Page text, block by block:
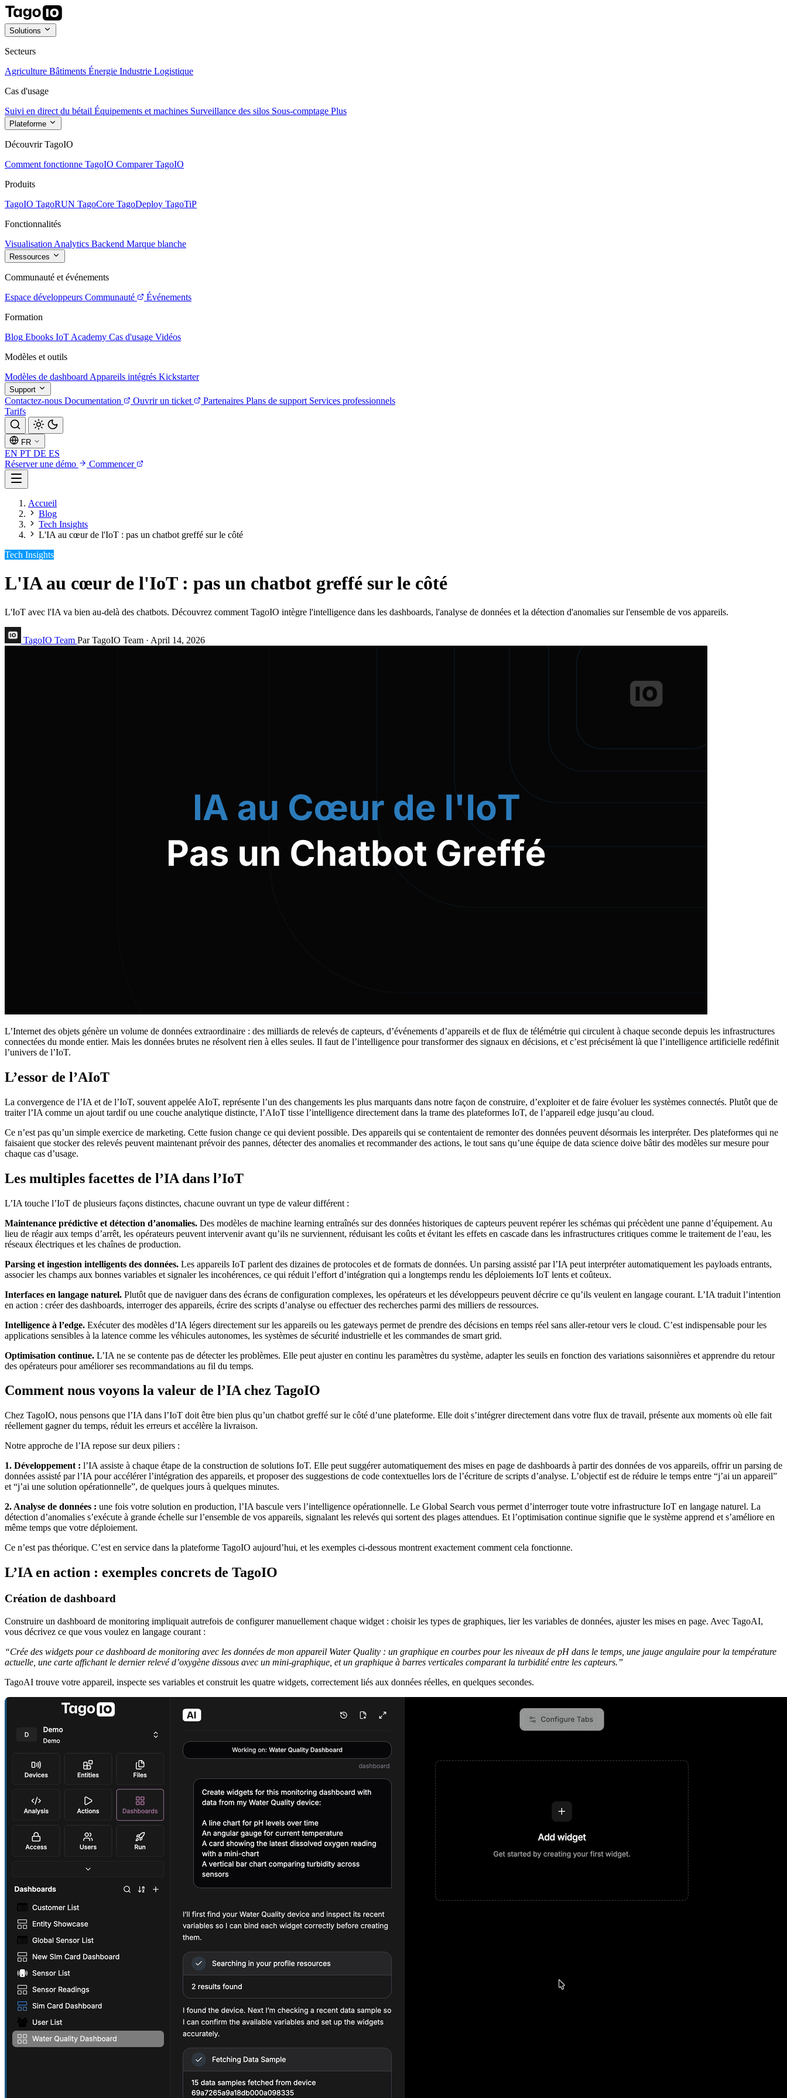
Solutions
Secteurs
Agriculture Bâtiments Énergie Industrie Logistique
Cas d'usage
Suivi en direct du bétail Équipements et machines Surveillance des silos Sous-comptage Plus
Plateforme
Découvrir TagoIO
Comment fonctionne TagoIO Comparer TagoIO
Produits
TagoIO TagoRUN TagoCore TagoDeploy TagoTiP
Fonctionnalités
Visualisation Analytics Backend Marque blanche
Ressources
Communauté et événements
Espace développeurs Communauté
Événements
Formation
Blog Ebooks IoT Academy Cas d'usage Vidéos
Modèles et outils
Modèles de dashboard Appareils intégrés Kickstarter
Support
Contactez-nous Documentation Ouvrir un ticket Partenaires Plans de support Services professionnels
Tarifs
FR
EN PT DE ES
Réserver une démo
Commencer
Accueil
Blog
Tech Insights
L'IA au cœur de l'IoT : pas un chatbot greffé sur le côté
Tech Insights
L'IA au cœur de l'IoT : pas un chatbot greffé sur le côté
L'IoT avec l'IA va bien au-delà des chatbots. Découvrez comment TagoIO intègre l'intelligence dans les dashboards, l'analyse de données et la détection d'anomalies sur l'ensemble de vos appareils.
TagoIO Team Par TagoIO Team · April 14, 2026
L’Internet des objets génère un volume de données extraordinaire : des milliards de relevés de capteurs, d’événements d’appareils et de flux de télémétrie qui circulent à chaque seconde depuis les infrastructures
connectées du monde entier. Mais les données brutes ne résolvent rien à elles seules. Il faut de l’intelligence pour transformer des signaux en décisions, et c’est précisément là que l’intelligence artificielle redéfinit
l’univers de l’IoT.
L’essor de l’AIoT
La convergence de l’IA et de l’IoT, souvent appelée AIoT, représente l’un des changements les plus marquants dans notre façon de construire, d’exploiter et de faire évoluer les systèmes connectés. Plutôt que de
traiter l’IA comme un ajout tardif ou une couche analytique distincte, l’AIoT tisse l’intelligence directement dans la trame des plateformes IoT, de l’appareil edge jusqu’au cloud.
Ce n’est pas qu’un simple exercice de marketing. Cette fusion change ce qui devient possible. Des appareils qui se contentaient de remonter des données peuvent désormais les interpréter. Des plateformes qui ne
faisaient que stocker des relevés peuvent maintenant prévoir des pannes, détecter des anomalies et recommander des actions, le tout sans qu’une équipe de data science doive bâtir des modèles sur mesure pour
chaque cas d’usage.
Les multiples facettes de l’IA dans l’IoT
L’IA touche l’IoT de plusieurs façons distinctes, chacune ouvrant un type de valeur différent :
Maintenance prédictive et détection d’anomalies. Des modèles de machine learning entraînés sur des données historiques de capteurs peuvent repérer les schémas qui précèdent une panne d’équipement. Au
lieu de réagir aux temps d’arrêt, les opérateurs peuvent intervenir avant qu’ils ne surviennent, réduisant les coûts et évitant les effets en cascade dans les infrastructures critiques comme le traitement de l’eau, les
réseaux électriques et les chaînes de production.
Parsing et ingestion intelligents des données. Les appareils IoT parlent des dizaines de protocoles et de formats de données. Un parsing assisté par l’IA peut interpréter automatiquement les payloads entrants,
associer les champs aux bonnes variables et signaler les incohérences, ce qui réduit l’effort d’intégration qui a longtemps rendu les déploiements IoT lents et coûteux.
Interfaces en langage naturel. Plutôt que de naviguer dans des écrans de configuration complexes, les opérateurs et les développeurs peuvent décrire ce qu’ils veulent en langage courant. L’IA traduit l’intention
en action : créer des dashboards, interroger des appareils, écrire des scripts d’analyse ou effectuer des recherches parmi des milliers de ressources.
Intelligence à l’edge. Exécuter des modèles d’IA légers directement sur les appareils ou les gateways permet de prendre des décisions en temps réel sans aller-retour vers le cloud. C’est indispensable pour les
applications sensibles à la latence comme les véhicules autonomes, les systèmes de sécurité industrielle et les commandes de smart grid.
Optimisation continue. L’IA ne se contente pas de détecter les problèmes. Elle peut ajuster en continu les paramètres du système, adapter les seuils en fonction des variations saisonnières et apprendre du retour
des opérateurs pour améliorer ses recommandations au fil du temps.
Comment nous voyons la valeur de l’IA chez TagoIO
Chez TagoIO, nous pensons que l’IA dans l’IoT doit être bien plus qu’un chatbot greffé sur le côté d’une plateforme. Elle doit s’intégrer directement dans votre flux de travail, présente aux moments où elle fait
réellement gagner du temps, réduit les erreurs et accélère la livraison.
Notre approche de l’IA repose sur deux piliers :
1. Développement : l’IA assiste à chaque étape de la construction de solutions IoT. Elle peut suggérer automatiquement des mises en page de dashboards à partir des données de vos appareils, offrir un parsing de
données assisté par l’IA pour accélérer l’intégration des appareils, et proposer des suggestions de code contextuelles lors de l’écriture de scripts d’analyse. L’objectif est de réduire le temps entre “j’ai un appareil”
et “j’ai une solution opérationnelle”, de quelques jours à quelques minutes.
2. Analyse de données : une fois votre solution en production, l’IA bascule vers l’intelligence opérationnelle. Le Global Search vous permet d’interroger toute votre infrastructure IoT en langage naturel. La
détection d’anomalies s’exécute à grande échelle sur l’ensemble de vos appareils, signalant les relevés qui sortent des plages attendues. Et l’optimisation continue signifie que le système apprend et s’améliore en
même temps que votre déploiement.
Ce n’est pas théorique. C’est en service dans la plateforme TagoIO aujourd’hui, et les exemples ci-dessous montrent exactement comment cela fonctionne.
L’IA en action : exemples concrets de TagoIO
Création de dashboard
Construire un dashboard de monitoring impliquait autrefois de configurer manuellement chaque widget : choisir les types de graphiques, lier les variables de données, ajuster les mises en page. Avec TagoAI,
vous décrivez ce que vous voulez en langage courant :
“Crée des widgets pour ce dashboard de monitoring avec les données de mon appareil Water Quality : un graphique en courbes pour les niveaux de pH dans le temps, une jauge angulaire pour la température
actuelle, une carte affichant le dernier relevé d’oxygène dissous avec un mini-graphique, et un graphique à barres verticales comparant la turbidité entre les capteurs.”
TagoAI trouve votre appareil, inspecte ses variables et construit les quatre widgets, correctement liés aux données réelles, en quelques secondes.